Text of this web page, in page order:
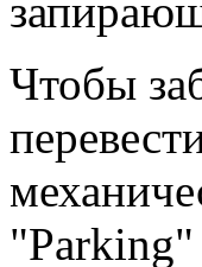
Чтобы
"Parking"